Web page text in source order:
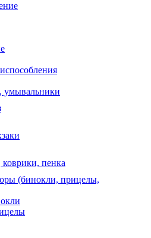
умывальники
пенка
(бинокли, прицелы,